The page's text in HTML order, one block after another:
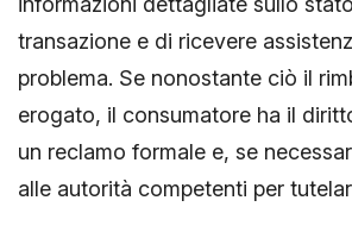
transazione e di ricevere
problema. Se nonostante ciò il
erogato, il consumatore ha il
un reclamo formale e, se
alle autorità competenti per